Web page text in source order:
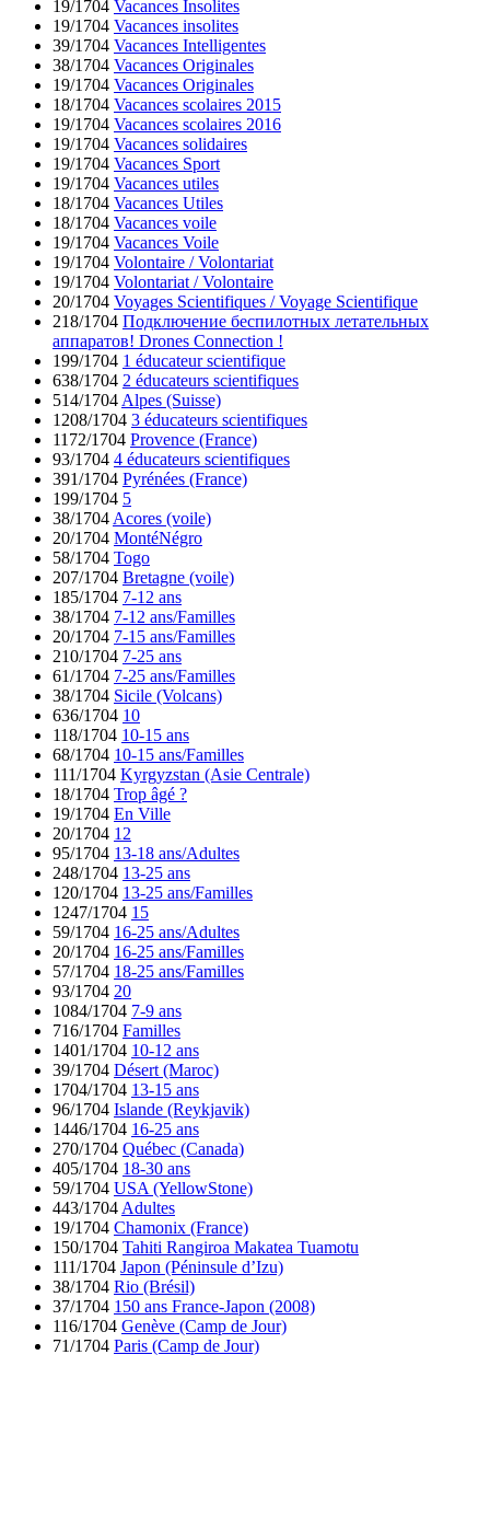
19/1704 Vacances Insolites
19/1704 Vacances insolites
39/1704 Vacances Intelligentes
38/1704 Vacances Originales
19/1704 Vacances Originales
18/1704 Vacances scolaires 2015
19/1704 Vacances scolaires 2016
19/1704 Vacances solidaires
19/1704 Vacances Sport
19/1704 Vacances utiles
18/1704 Vacances Utiles
18/1704 Vacances voile
19/1704 Vacances Voile
19/1704 Volontaire / Volontariat
19/1704 Volontariat / Volontaire
20/1704 Voyages Scientifiques / Voyage Scientifique
218/1704 Подключение беспилотных летательных
аппаратов! Drones Connection !
199/1704 1 éducateur scientifique
638/1704 2 éducateurs scientifiques
514/1704 Alpes (Suisse)
1208/1704 3 éducateurs scientifiques
1172/1704 Provence (France)
93/1704 4 éducateurs scientifiques
391/1704 Pyrénées (France)
199/1704 5
38/1704 Acores (voile)
20/1704 MontéNégro
58/1704 Togo
207/1704 Bretagne (voile)
185/1704 7-12 ans
38/1704 7-12 ans/Familles
20/1704 7-15 ans/Familles
210/1704 7-25 ans
61/1704 7-25 ans/Familles
38/1704 Sicile (Volcans)
636/1704 10
118/1704 10-15 ans
68/1704 10-15 ans/Familles
111/1704 Kyrgyzstan (Asie Centrale)
18/1704 Trop âgé ?
19/1704 En Ville
20/1704 12
95/1704 13-18 ans/Adultes
248/1704 13-25 ans
120/1704 13-25 ans/Familles
1247/1704 15
59/1704 16-25 ans/Adultes
20/1704 16-25 ans/Familles
57/1704 18-25 ans/Familles
93/1704 20
1084/1704 7-9 ans
716/1704 Familles
1401/1704 10-12 ans
39/1704 Désert (Maroc)
1704/1704 13-15 ans
96/1704 Islande (Reykjavik)
1446/1704 16-25 ans
270/1704 Québec (Canada)
405/1704 18-30 ans
59/1704 USA (YellowStone)
443/1704 Adultes
19/1704 Chamonix (France)
150/1704 Tahiti Rangiroa Makatea Tuamotu
111/1704 Japon (Péninsule d’Izu)
38/1704 Rio (Brésil)
37/1704 150 ans France-Japon (2008)
116/1704 Genève (Camp de Jour)
71/1704 Paris (Camp de Jour)